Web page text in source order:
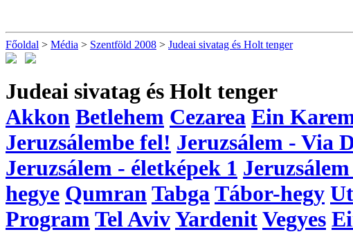
Főoldal > Média > Szentföld 2008 > Judeai sivatag és Holt tenger
Judeai sivatag és Holt tenger
Akkon Betlehem Cezarea Ein
Jeruzsálembe fel! Jeruzsálem - Via
Jeruzsálem - életképek 1
hegye Qumran Tabga Tábor-hegy
Program Tel AvivYardenitVegyes